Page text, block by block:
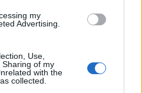
my
Advertising.
Use,
of my
with the
collected.